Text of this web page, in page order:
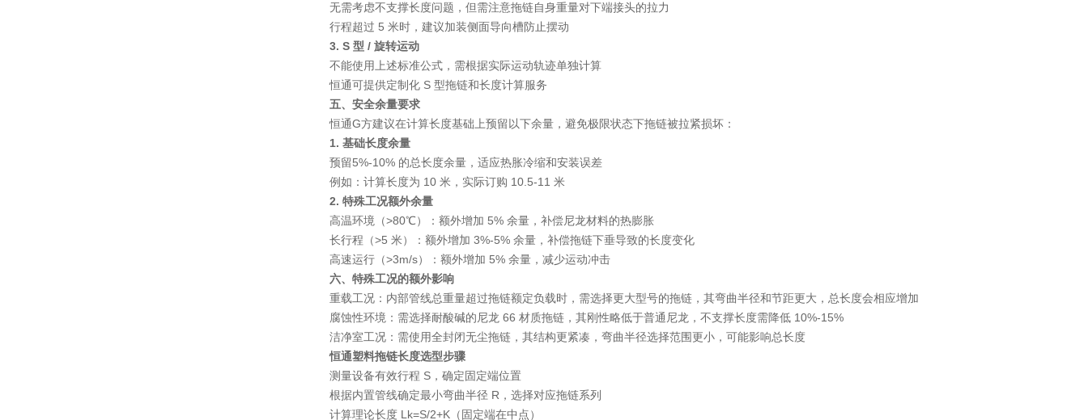
无需考虑不支撑长度问题，但需注意拖链自身重量对下端接头的拉力
行程超过 5 米时，建议加装侧面导向槽防止摆动
3. S 型 / 旋转运动
不能使用上述标准公式，需根据实际运动轨迹单独计算
恒通可提供定制化 S 型拖链和长度计算服务
五、安全余量要求
恒通G方建议在计算长度基础上预留以下余量，避免极限状态下拖链被拉紧损坏：
1. 基础长度余量
预留5%-10% 的总长度余量 ，适应热胀冷缩和安装误差
例如：计算长度为 10 米，实际订购 10.5-11 米
2. 特殊工况额外余量
高温环境（>80℃）：额外增加 5% 余量，补偿尼龙材料的热膨胀
长行程（>5 米）：额外增加 3%-5% 余量，补偿拖链下垂导致的长度变化
高速运行（>3m/s）：额外增加 5% 余量，减少运动冲击
六、特殊工况的额外影响
重载工况 ：内部管线总重量超过拖链额定负载时，需选择更大型号的拖链，其弯曲半径和节距更大，总长度会相应增加
腐蚀性环境 ：需选择耐酸碱的尼龙 66 材质拖链，其刚性略低于普通尼龙，不支撑长度需降低 10%-15%
洁净室工况 ：需使用全封闭无尘拖链，其结构更紧凑，弯曲半径选择范围更小，可能影响总长度
恒通塑料拖链长度选型步骤
测量设备有效行程 S，确定固定端位置
根据内置管线确定最小弯曲半径 R，选择对应拖链系列
计算理论长度 Lk=S/2+K（固定端在中点）